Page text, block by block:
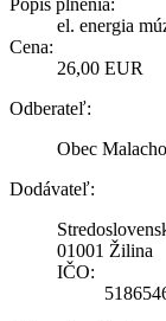
el. energia
Cena:
26,00 EUR
Odberateľ:
Obec
Dodávateľ:
01001 Žilina
IČO: